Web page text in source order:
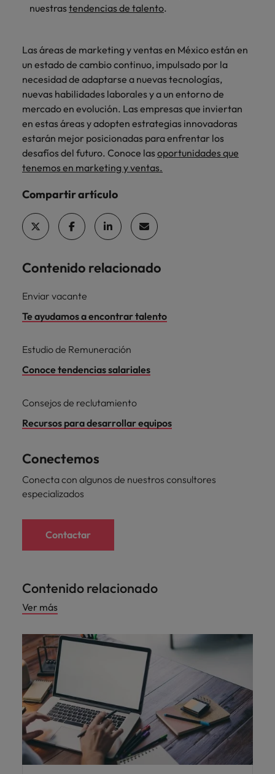
nuestrastendencias de talento.
Las áreas de marketing y ventas en México están en
un estado de cambio continuo, impulsado por la
necesidad de adaptarse a nuevas tecnologías,
nuevas habilidades laborales y a un entorno de
mercado en evolución. Las empresas que inviertan
en estas áreas y adopten estrategias innovadoras
estarán mejor posicionadas para enfrentar los
desafíos del futuro. Conoce lasoportunidades que
tenemos en marketing y ventas.
Compartir artículo
Contenido relacionado
Enviar vacante
Te ayudamos a encontrar talento
Estudio de Remuneración
Conoce tendencias salariales
Consejos de reclutamiento
Recursos para desarrollar equipos
Conectemos
Conecta con algunos de nuestros consultores
especializados
Contactar
Contenido relacionado
Ver más